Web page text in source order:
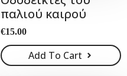
παλιού καιρού
€15.00
Add To Cart